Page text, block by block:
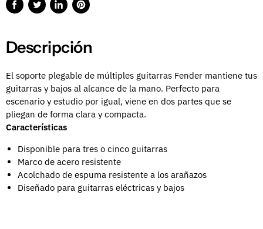
CompartirPublicarCompartirGuardar
Descripción
El soporte plegable de múltiples guitarras Fender mantiene tus
guitarras y bajos al alcance de la mano. Perfecto para
escenario y estudio por igual, viene en dos partes que se
pliegan de forma clara y compacta.
Características
Disponible para tres o cinco guitarras
Marco de acero resistente
Acolchado de espuma resistente a los arañazos
Diseñado para guitarras eléctricas y bajos